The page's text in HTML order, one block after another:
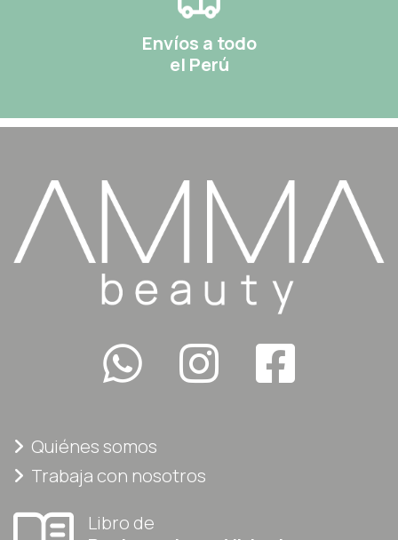
Envíos a todo
el Perú
Quiénes somos
Trabaja con nosotros
Libro de